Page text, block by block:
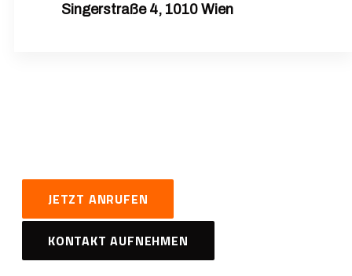
Singerstraße 4, 1010 Wien
JETZT ANRUFEN
KONTAKT AUFNEHMEN